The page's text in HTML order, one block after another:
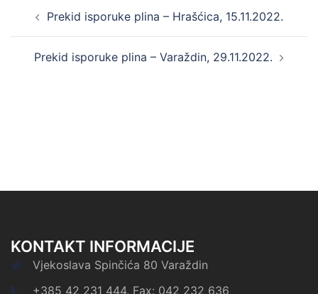
navigation
Prekid isporuke plina – Hrašćica, 15.11.2022.
Prekid isporuke plina – Varaždin, 29.11.2022.
KONTAKT INFORMACIJE
Vjekoslava Spinčića 80 Varaždin
+385 42 231 444, Fax: 042 232 636